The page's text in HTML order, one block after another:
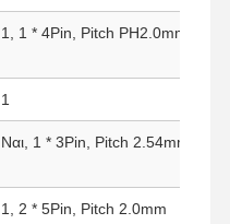
1, 1 * 4Pin, Pitch PH2.0mm
1
Ναι, 1 * 3Pin, Pitch 2.54mm
1, 2 * 5Pin, Pitch 2.0mm